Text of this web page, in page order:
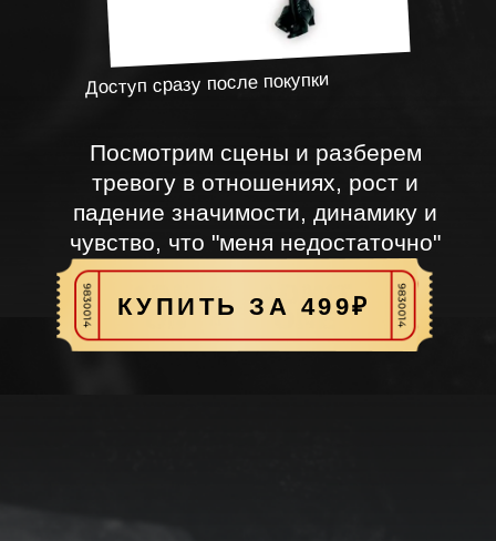
чувство, что "меня недостаточно"
КУПИТЬ ЗА 499₽
ЧТО ВЫ
УЗНАЕТЕ